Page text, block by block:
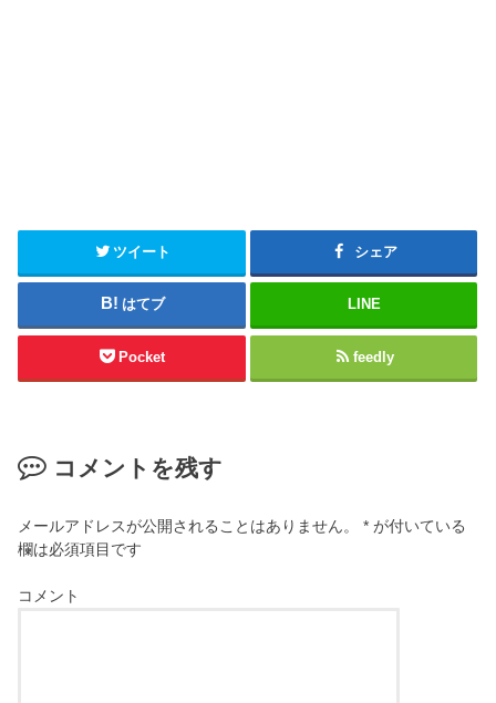
ツイート シェア
はてブ LINE
Pocket feedly
コメントを残す
メールアドレスが公開されることはありません。 * が付いている
欄は必須項目です
コメント